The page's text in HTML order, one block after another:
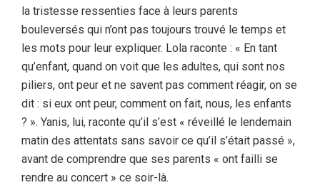
la tristesse ressenties face à leurs parents
bouleversés qui n’ont pas toujours trouvé le temps et
les mots pour leur expliquer. Lola raconte : « En tant
qu’enfant, quand on voit que les adultes, qui sont nos
piliers, ont peur et ne savent pas comment réagir, on se
dit : si eux ont peur, comment on fait, nous, les enfants
? ». Yanis, lui, raconte qu’il s’est « réveillé le lendemain
matin des attentats sans savoir ce qu’il s’était passé »,
avant de comprendre que ses parents « ont failli se
rendre au concert » ce soir-là.